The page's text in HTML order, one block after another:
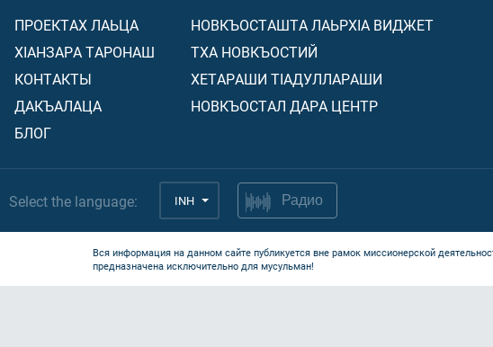
ПРОЕКТАХ ЛАЬЦА
ХIАНЗАРА ТАРОНАШ
КОНТАКТЫ
ДАКЪАЛАЦА
БЛОГ
НОВКЪОСТАШТА ЛАЬРХIА ВИДЖЕТ
ТХА НОВКЪОСТИЙ
ХЕТАРАШИ ТIАДУЛЛАРАШИ
НОВКЪОСТАЛ ДАРА ЦЕНТР
Select the language: INH Радио
Вся информация на данном сайте публикуется вне рамок миссионерской
предназначена исключительно для мусульман!